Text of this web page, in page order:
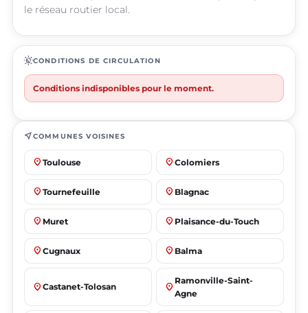
le réseau routier local.
routineCONDITIONS DE CIRCULATION
Conditions indisponibles pour le moment.
near_meCOMMUNES VOISINES
place Toulouse place Colomiers
place Tournefeuille place Blagnac
place Muret place Plaisance-du-Touch
place Cugnaux place Balma
place Castanet-Tolosan place
Ramonville-Saint-
Agne